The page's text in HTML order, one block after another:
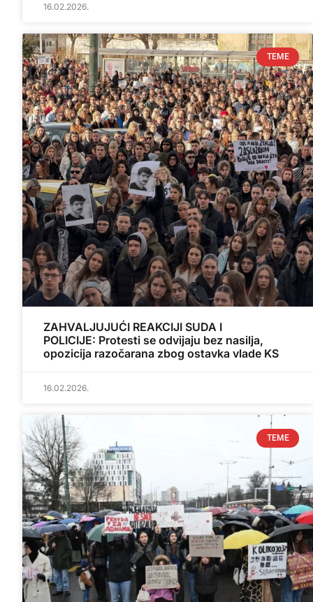
16.02.2026.
TEME
ZAHVALJUJUĆI REAKCIJI SUDA I
POLICIJE: Protesti se odvijaju bez nasilja,
opozicija razočarana zbog ostavka vlade KS
16.02.2026.
TEME